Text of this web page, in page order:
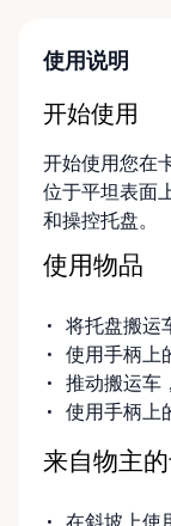
使用说明
开始使用
开始使用您在
位于平坦表面
和操控托盘。
使用物品
将托盘搬运
使用手柄上
推动搬运车
使用手柄上
来自物主